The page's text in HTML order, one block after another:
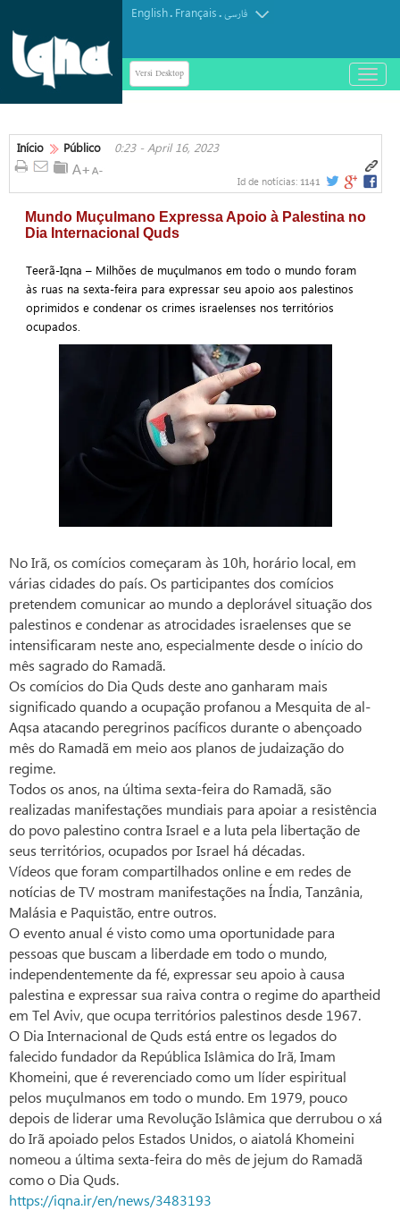
English. Français.فارسی
Versi Desktop
باز
و
کردن
Início Público 0:23 - April 16, 2023
Id de notícias: 1141
Mundo Muçulmano Expressa Apoio à Palestina no
Dia Internacional Quds
Teerã-Iqna – Milhões de muçulmanos em todo o mundo foram
às ruas na sexta-feira para expressar seu apoio aos palestinos
oprimidos e condenar os crimes israelenses nos territórios
ocupados.
No Irã, os comícios começaram às 10h, horário local, em
várias cidades do país. Os participantes dos comícios
pretendem comunicar ao mundo a deplorável situação dos
palestinos e condenar as atrocidades israelenses que se
intensificaram neste ano, especialmente desde o início do
mês sagrado do Ramadã.
Os comícios do Dia Quds deste ano ganharam mais
significado quando a ocupação profanou a Mesquita de al-
Aqsa atacando peregrinos pacíficos durante o abençoado
mês do Ramadã em meio aos planos de judaização do
regime.
Todos os anos, na última sexta-feira do Ramadã, são
realizadas manifestações mundiais para apoiar a resistência
do povo palestino contra Israel e a luta pela libertação de
seus territórios, ocupados por Israel há décadas.
Vídeos que foram compartilhados online e em redes de
notícias de TV mostram manifestações na Índia, Tanzânia,
Malásia e Paquistão, entre outros.
O evento anual é visto como uma oportunidade para
pessoas que buscam a liberdade em todo o mundo,
independentemente da fé, expressar seu apoio à causa
palestina e expressar sua raiva contra o regime do apartheid
em Tel Aviv, que ocupa territórios palestinos desde 1967.
O Dia Internacional de Quds está entre os legados do
falecido fundador da República Islâmica do Irã, Imam
Khomeini, que é reverenciado como um líder espiritual
pelos muçulmanos em todo o mundo. Em 1979, pouco
depois de liderar uma Revolução Islâmica que derrubou o xá
do Irã apoiado pelos Estados Unidos, o aiatolá Khomeini
nomeou a última sexta-feira do mês de jejum do Ramadã
como o Dia Quds.
https://iqna.ir/en/news/3483193